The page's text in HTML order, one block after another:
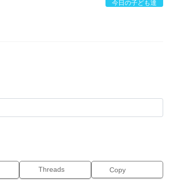
今日の子ども達
Threads Copy